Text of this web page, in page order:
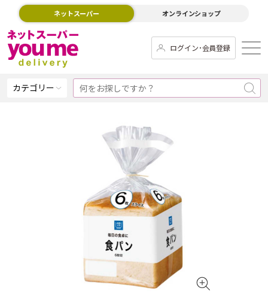
ネットスーパー オンラインショップ
ログイン･会員登録
カテゴリー